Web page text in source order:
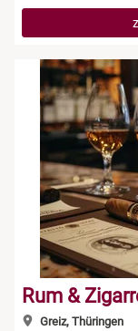
Rum &
Greiz, Thüringen